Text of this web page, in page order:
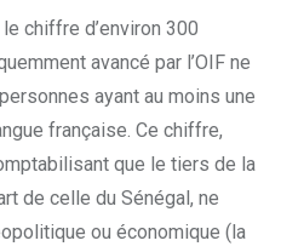
chiffre d’environ 300
avancé par l’OIF ne
ayant au moins une
française. Ce chiffre,
que le tiers de la
de celle du Sénégal, ne
ou économique (la